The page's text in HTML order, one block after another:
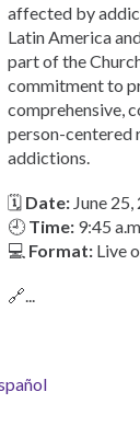
affected by
Latin America
part of the
commitment to
comprehensive,
person-centered
addictions.
🗓 Date: June 25,
🕘 Time: 9:45
💻 Format: Live
🔗...